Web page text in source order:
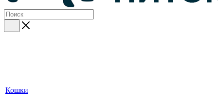
Кошки